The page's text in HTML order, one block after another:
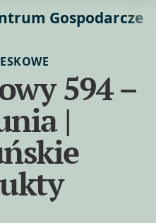
Gospodarcze
594 –
|